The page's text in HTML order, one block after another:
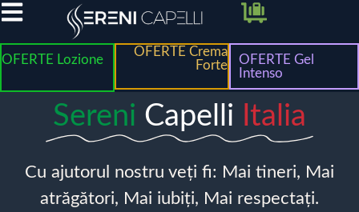
OFERTE Lozione
OFERTE Crema
Forte
OFERTE Gel
Intenso
Sereni Capelli Italia
Cu ajutorul nostru veți fi: Mai tineri, Mai
atrăgători, Mai iubiți, Mai respectați.